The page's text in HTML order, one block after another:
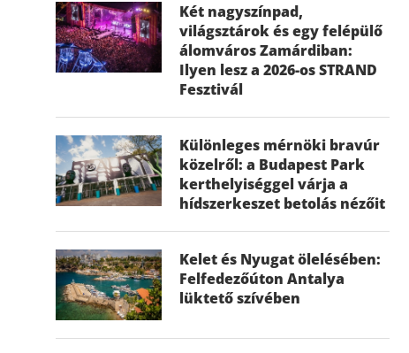
Két nagyszínpad,
világsztárok és egy felépülő
álomváros Zamárdiban:
Ilyen lesz a 2026-os STRAND
Fesztivál
Különleges mérnöki bravúr
közelről: a Budapest Park
kerthelyiséggel várja a
hídszerkeszet betolás nézőit
Kelet és Nyugat ölelésében:
Felfedezőúton Antalya
lüktető szívében